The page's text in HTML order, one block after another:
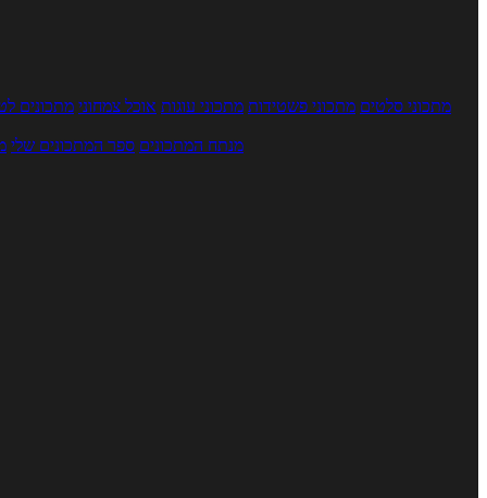
מתכוני סלטים מתכוני פשטידות מתכוני עוגות אוכל צמחוני מתכונים
מנתח המתכונים ספר המתכונים שלי